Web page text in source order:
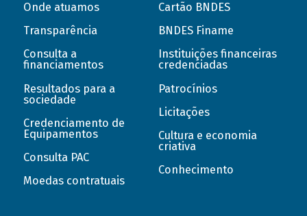
Onde atuamos
Transparência
Consulta a
financiamentos
Resultados para a
sociedade
Credenciamento de
Equipamentos
Consulta PAC
Moedas contratuais
Cartão BNDES
BNDES Finame
Instituições financeiras
credenciadas
Patrocínios
Licitações
Cultura e economia
criativa
Conhecimento